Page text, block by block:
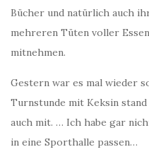
Bücher und natürlich auch
mehreren Tüten voller
mitnehmen.
Gestern war es mal wieder
Turnstunde mit Keksin
auch mit. … Ich habe gar
in eine Sporthalle passen…